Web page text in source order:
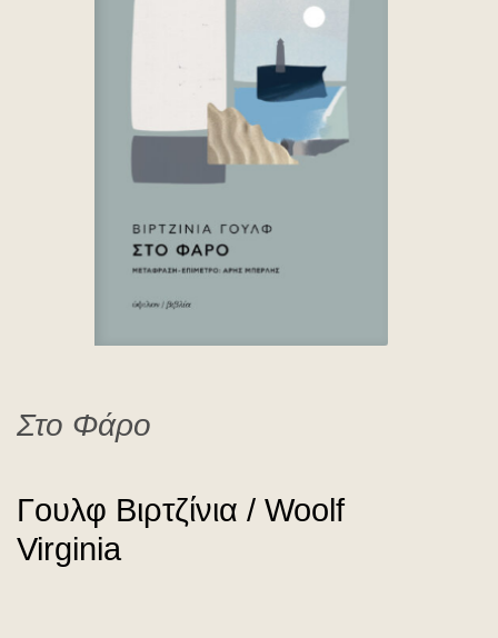
Στο Φάρο
Γουλφ Bιρτζίνια / Woolf
Virginia